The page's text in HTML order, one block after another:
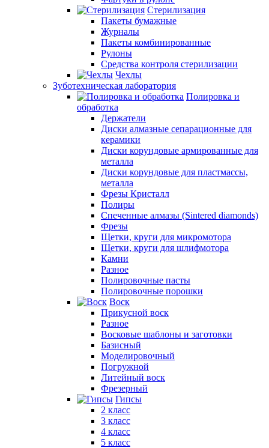
Стерилизация
Пакеты бумажные
Журналы
Пакеты комбинированные
Рулоны
Средства контроля стерилизации
Чехлы
Зуботехническая лаборатория
Полировка и
обработка
Держатели
Диски алмазные сепарационные для
керамики
Диски корундовые армированные для
металла
Диски корундовые для пластмассы,
металла
Фрезы Кристалл
Полиры
Спеченные алмазы (Sintered diamonds)
Фрезы
Щетки, круги для микромотора
Щетки, круги для шлифмотора
Камни
Разное
Полировочные пасты
Полировочные порошки
Воск
Прикусной воск
Разное
Восковые шаблоны и заготовки
Базисный
Моделировочный
Погружной
Литейный воск
Фрезерный
Гипсы
2 класс
3 класс
4 класс
5 класс